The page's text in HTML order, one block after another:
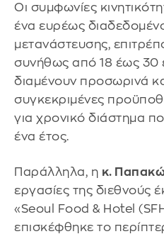
Οι συμφωνίες
ένα ευρέως
μετανάστευσης,
συνήθως από 18 έως 30
διαμένουν προσωρινά
συγκεκριμένες
για χρονικό διάστημα
ένα έτος.
Παράλληλα, η κ.
εργασίες της διεθνούς
«Seoul Food & Hotel
επισκέφθηκε το